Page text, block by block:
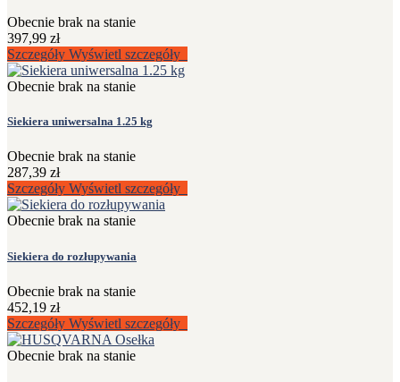
Obecnie brak na stanie
397,99 zł
Szczegóły Wyświetl szczegóły
Obecnie brak na stanie
Siekiera uniwersalna 1.25 kg
Obecnie brak na stanie
287,39 zł
Szczegóły Wyświetl szczegóły
Obecnie brak na stanie
Siekiera do rozłupywania
Obecnie brak na stanie
452,19 zł
Szczegóły Wyświetl szczegóły
Obecnie brak na stanie